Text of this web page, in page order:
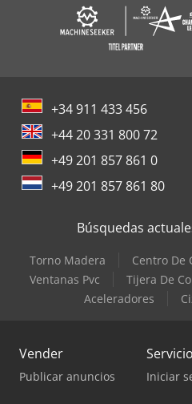
+34 911 433 456
+44 20 331 800 72
+49 201 857 861 0
+49 201 857 861 80
Búsquedas
Torno Madera
Centro De
Ventanas Pvc
Tijera De
Aceleradores
Vender
Publicar anuncios Iniciar